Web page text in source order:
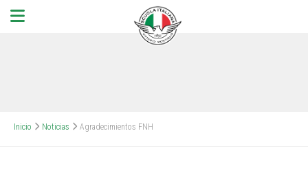
Inicio Noticias Agradecimientos FNH